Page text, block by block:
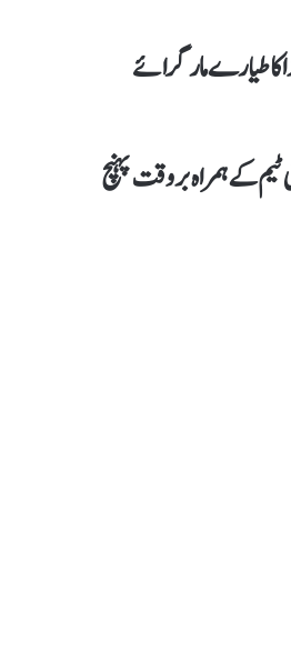
لڑاکا طیارے مار گرائے
کے ہمراہ بروقت پہنچ